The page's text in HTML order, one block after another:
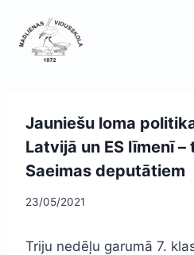
content
Jauniešu loma
Latvijā un ES līmenī
Saeimas deputātiem
23/05/2021
Triju nedēļu garumā 7.